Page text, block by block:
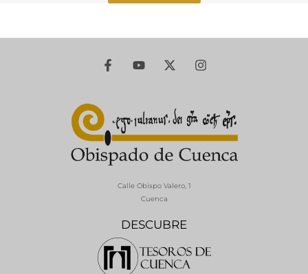
DESCUBRE
Calle Obispo Valero, 1
Cuenca